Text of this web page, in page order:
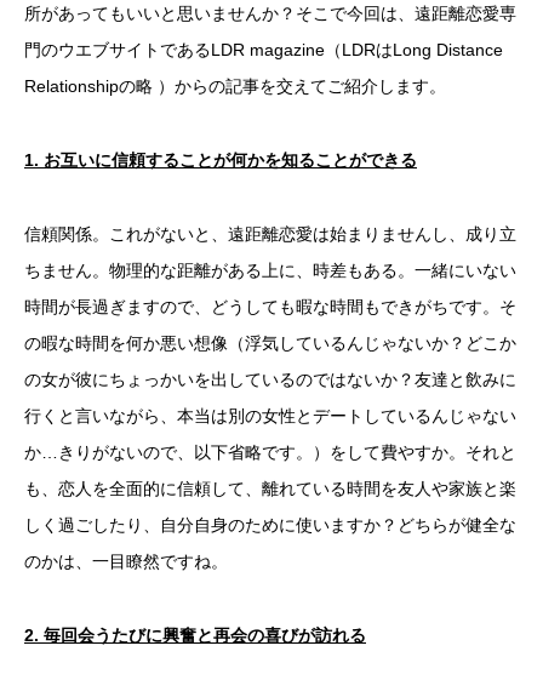
所があってもいいと思いませんか？そこで今回は、遠距離恋愛専
門のウエブサイトであるLDR magazine（LDRはLong Distance
Relationshipの略 ）からの記事を交えてご紹介します。
1. お互いに信頼することが何かを知ることができる
信頼関係。これがないと、遠距離恋愛は始まりませんし、成り立
ちません。物理的な距離がある上に、時差もある。一緒にいない
時間が長過ぎますので、どうしても暇な時間もできがちです。そ
の暇な時間を何か悪い想像（浮気しているんじゃないか？どこか
の女が彼にちょっかいを出しているのではないか？友達と飲みに
行くと言いながら、本当は別の女性とデートしているんじゃない
か…きりがないので、以下省略です。）をして費やすか。それと
も、恋人を全面的に信頼して、離れている時間を友人や家族と楽
しく過ごしたり、自分自身のために使いますか？どちらが健全な
のかは、一目瞭然ですね。
2. 毎回会うたびに興奮と再会の喜びが訪れる